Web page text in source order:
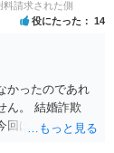
料請求された側
役にたった 14
かったのであれ
ん。 結婚詐欺
回は該当しませ